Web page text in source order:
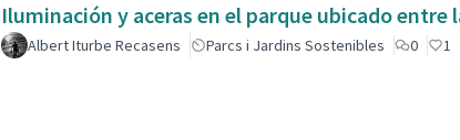
Iluminación y aceras en el parque ubicado entre
Albert Iturbe Recasens Parcs i Jardins Sostenibles 0 1